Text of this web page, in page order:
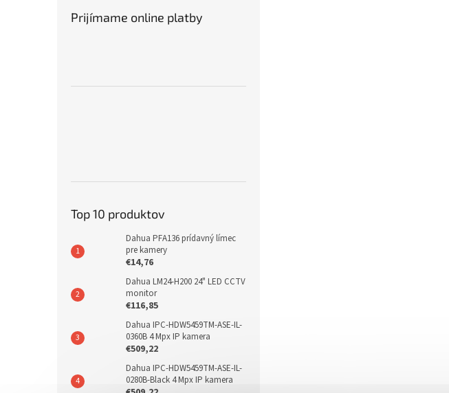
Prijímame online platby
Top 10 produktov
Dahua PFA136 prídavný límec
pre kamery
€14,76
Dahua LM24-H200 24" LED CCTV
monitor
€116,85
Dahua IPC-HDW5459TM-ASE-IL-
0360B 4 Mpx IP kamera
€509,22
Dahua IPC-HDW5459TM-ASE-IL-
0280B-Black 4 Mpx IP kamera